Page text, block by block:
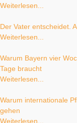
Weiterlesen...
Der Vater entscheidet.
Weiterlesen...
Warum Bayern vier
Tage braucht
Weiterlesen...
Warum internationale
gehen
Weiterlesen...